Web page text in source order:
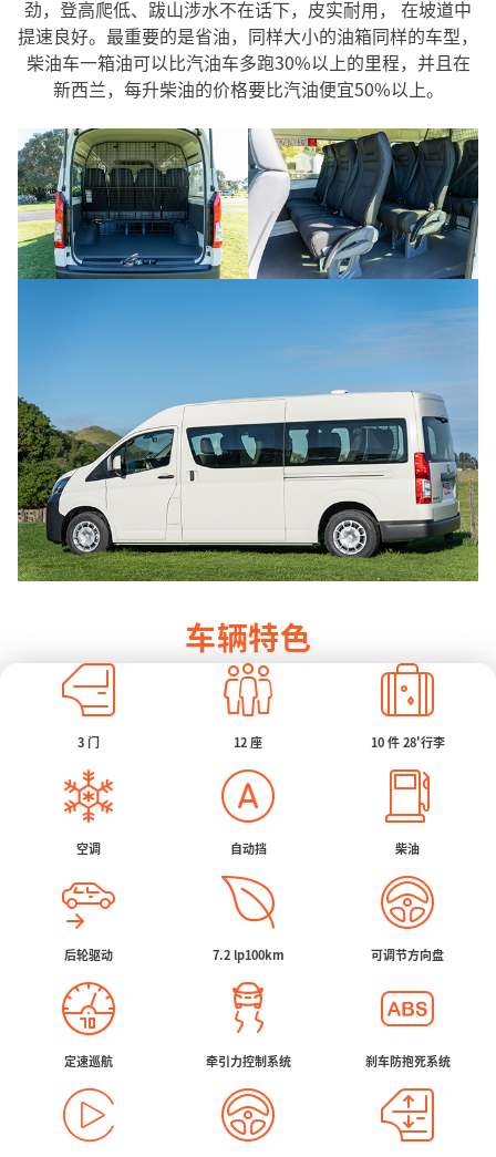
劲，登高爬低、跋山涉水不在话下，皮实耐用， 在坡道中
提速良好。最重要的是省油，同样大小的油箱同样的车型，
柴油车一箱油可以比汽油车多跑30%以上的里程，并且在
新西兰，每升柴油的价格要比汽油便宜50%以上。
车辆特色
3 门 12 座 10 件 28'行李
空调 自动挡 柴油
后轮驱动 7.2 lp100km 可调节方向盘
定速巡航 牵引力控制系统 刹车防抱死系统